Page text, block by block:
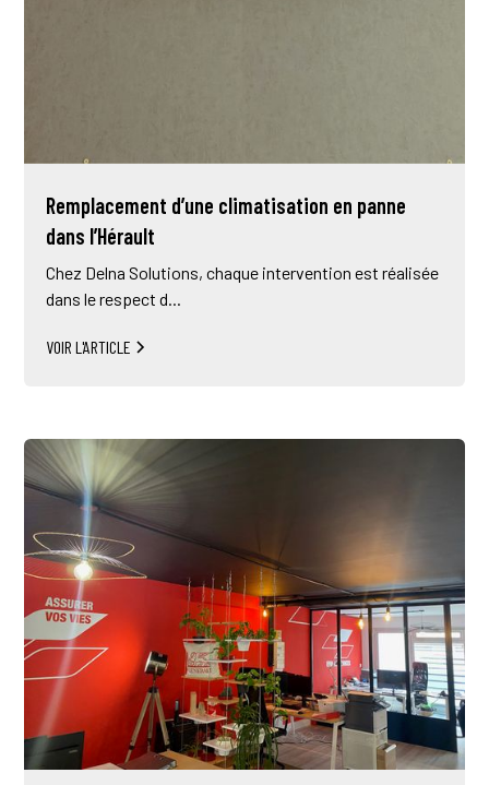
Remplacement d’une climatisation en panne
dans l’Hérault
Chez Delna Solutions, chaque intervention est réalisée
dans le respect d...
VOIR L'ARTICLE